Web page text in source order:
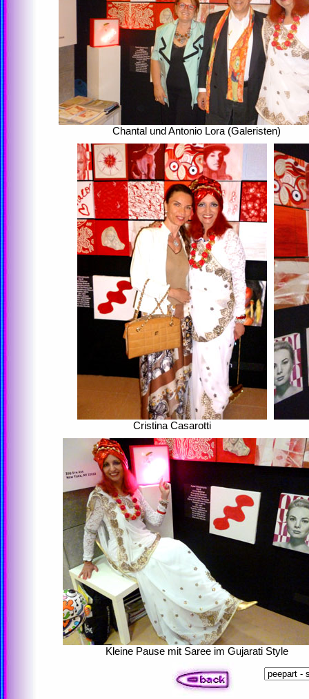
Chantal und Antonio Lora (Galeristen)
Cristina Casarotti
Kleine Pause mit Saree im Gujarati Style